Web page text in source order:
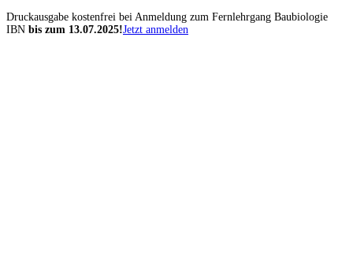
Druckausgabe kostenfrei bei Anmeldung zum Fernlehrgang Baubiologie
IBN bis zum 13.07.2025!Jetzt anmelden